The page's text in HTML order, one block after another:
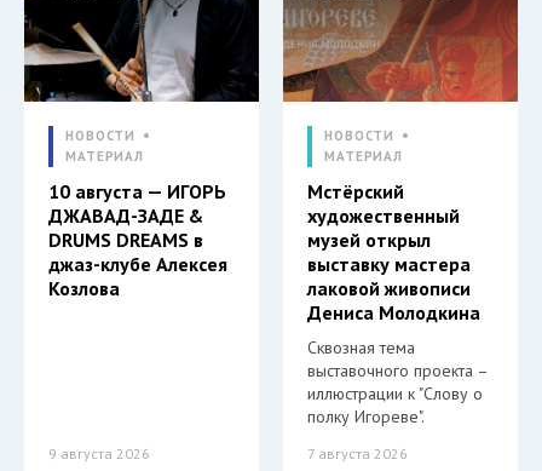
НОВОСТИ
МАТЕРИАЛ
10 августа — ИГОРЬ
ДЖАВАД-ЗАДЕ &
DRUMS DREAMS в
джаз-клубе Алексея
Козлова
9 августа 2026
НОВОСТИ
МАТЕРИАЛ
Мстёрский
художественный
музей открыл
выставку мастера
лаковой живописи
Дениса Молодкина
Сквозная тема
выставочного проекта –
иллюстрации к "Слову о
полку Игореве".
7 августа 2026